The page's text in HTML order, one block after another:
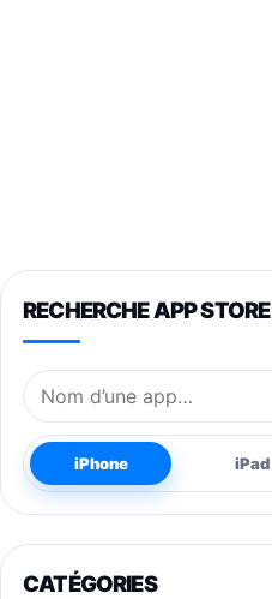
RECHERCHE APP STORE
Nom de l’application
iPhone iPad
CATÉGORIES